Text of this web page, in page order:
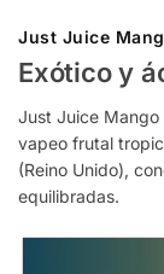
Just Juice
Exótico y
Just Juice Mango
vapeo frutal
(Reino Unido),
equilibradas.